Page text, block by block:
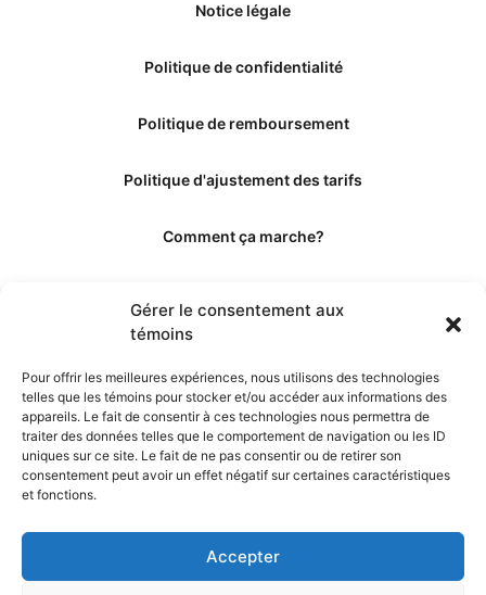
Gérer le consentement aux
témoins
Pour offrir les meilleures expériences, nous utilisons des technologies
telles que les témoins pour stocker et/ou accéder aux informations des
appareils. Le fait de consentir à ces technologies nous permettra de
traiter des données telles que le comportement de navigation ou les ID
uniques sur ce site. Le fait de ne pas consentir ou de retirer son
consentement peut avoir un effet négatif sur certaines caractéristiques
et fonctions.
Accepter
Notice légale
Politique de confidentialité
Politique de remboursement
Politique d'ajustement des tarifs
Comment ça marche?
Les éditeurs
Les experts et collaborateurs